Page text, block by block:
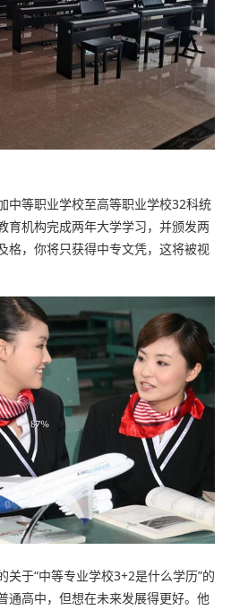
中等职业学校至高等职业学校32科统
育机构完成两年大学学习，并颁发两
格，你将只获得中专文凭，这将被视
关于“中等专业学校3+2是什么学历”的
通高中，但想在未来发展得更好。他